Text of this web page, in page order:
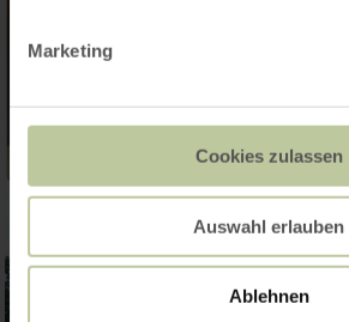
Marketing
Cookies zulassen
Auswahl erlauben
Ablehnen